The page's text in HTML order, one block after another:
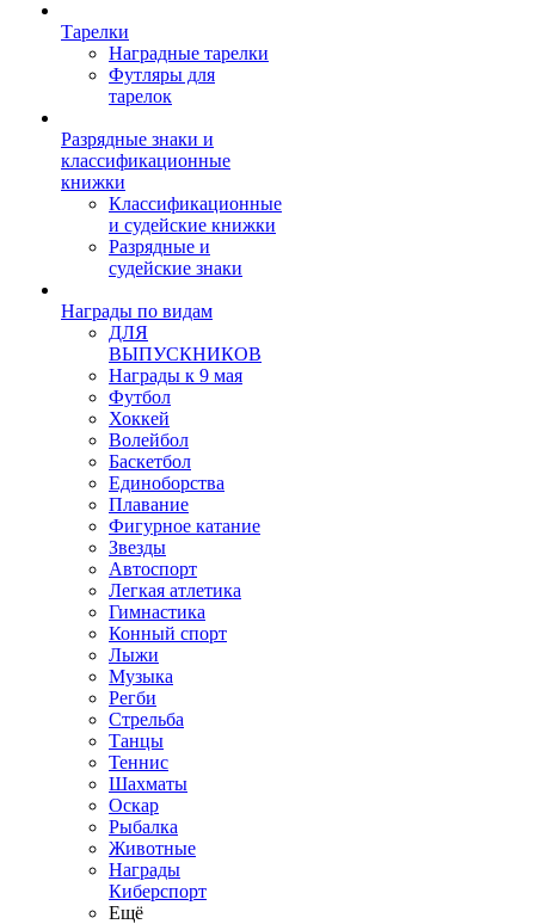
Тарелки
Наградные тарелки
Футляры для
тарелок
Разрядные знаки и
классификационные
книжки
Классификационные
и судейские книжки
Разрядные и
судейские знаки
Награды по видам
ДЛЯ
ВЫПУСКНИКОВ
Награды к 9 мая
Футбол
Хоккей
Волейбол
Баскетбол
Единоборства
Плавание
Фигурное катание
Звезды
Автоспорт
Легкая атлетика
Гимнастика
Конный спорт
Лыжи
Музыка
Регби
Стрельба
Танцы
Теннис
Шахматы
Оскар
Рыбалка
Животные
Награды
Киберспорт
Ещё